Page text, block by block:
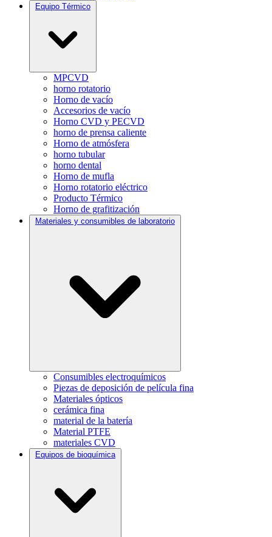
Equipo Térmico
MPCVD
horno rotatorio
Horno de vacío
Accesorios de vacío
Horno CVD y PECVD
horno de prensa caliente
Horno de atmósfera
horno tubular
horno dental
Horno de mufla
Horno rotatorio eléctrico
Producto Térmico
Horno de grafitización
Materiales y consumibles de laboratorio
Consumibles electroquímicos
Piezas de deposición de película fina
Materiales ópticos
cerámica fina
material de la batería
Material PTFE
materiales CVD
Equipos de bioquímica